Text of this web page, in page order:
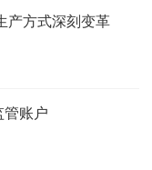
产方式深刻变革
管账户